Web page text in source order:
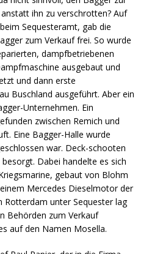
ihn zu verschrotten? Auf
Sequesteramt, gab die
zum Verkauf frei. So wurde
dampfbetriebenen
ausgebaut und
und dann erste
Buschland ausgeführt. Aber ein
Unternehmen. Ein
zwischen Remich und
Eine Bagger-Halle wurde
war. Deck-schooten
Dabei handelte es sich
gebaut von Blohm
Mercedes Dieselmotor der
Rotterdam unter Sequester lag
Behörden zum Verkauf
auf den Namen Mosella.